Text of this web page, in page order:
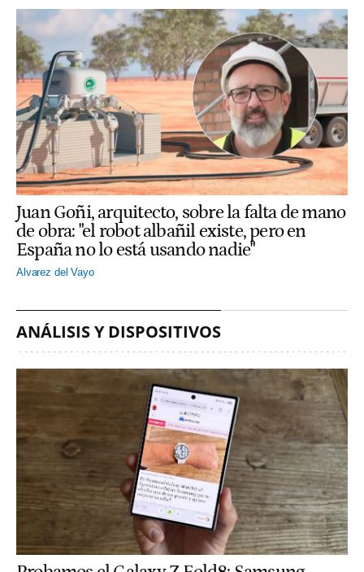
Juan Goñi, arquitecto, sobre la falta de mano
de obra: "el robot albañil existe, pero en
España no lo está usando nadie"
Alvarez del Vayo
ANÁLISIS Y DISPOSITIVOS